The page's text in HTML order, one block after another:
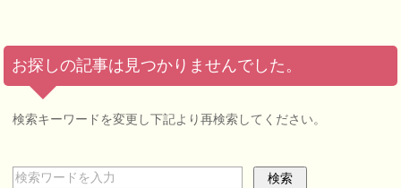
お探しの記事は見つかりませんでした。
検索キーワードを変更し下記より再検索してください。